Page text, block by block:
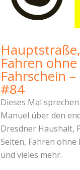
Fahren
Fahrschein
#84
Dieses Mal
Manuel über den
Dresdner Haushalt,
Seiten, Fahren ohne
und vieles mehr.